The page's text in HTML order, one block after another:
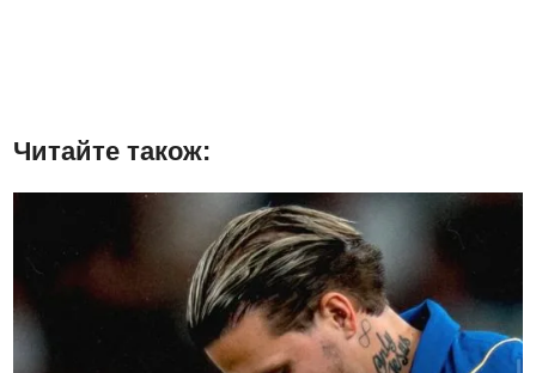
Читайте також: